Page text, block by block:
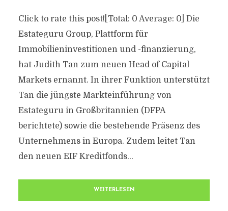
Click to rate this post![Total: 0 Average: 0] Die
Estateguru Group, Plattform für
Immobilieninvestitionen und -finanzierung,
hat Judith Tan zum neuen Head of Capital
Markets ernannt. In ihrer Funktion unterstützt
Tan die jüngste Markteinführung von
Estateguru in Großbritannien (DFPA
berichtete) sowie die bestehende Präsenz des
Unternehmens in Europa. Zudem leitet Tan
den neuen EIF Kreditfonds...
WEITERLESEN